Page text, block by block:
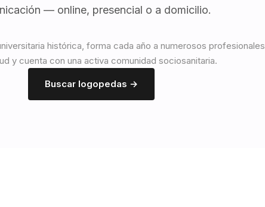
— online, presencial o a domicilio.
histórica, forma cada año a numerosos profesionales
y cuenta con una activa comunidad sociosanitaria.
Buscar logopedas →